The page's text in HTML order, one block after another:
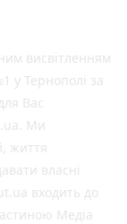
висвітленням
у Тернополі за
Вас
Ми
життя
власні
входить до
Медіа